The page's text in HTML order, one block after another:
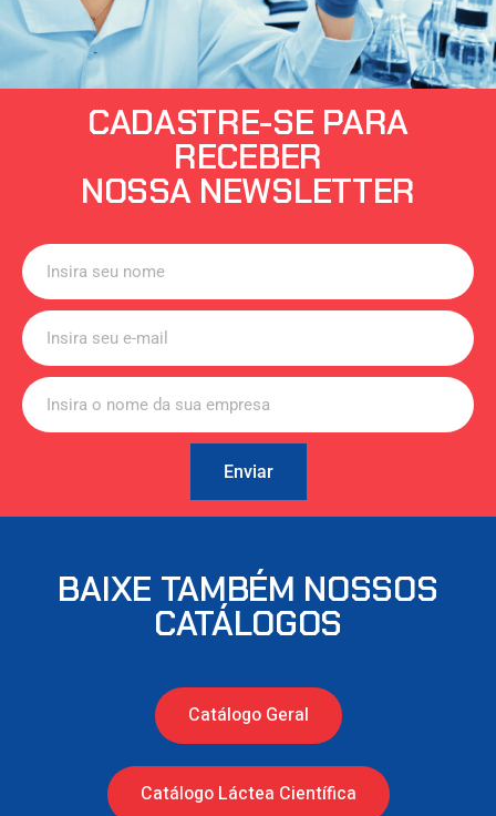
CADASTRE-SE PARA
RECEBER
NOSSA NEWSLETTER
Enviar
BAIXE TAMBÉM NOSSOS
CATÁLOGOS
Catálogo Geral
Catálogo Láctea Científica